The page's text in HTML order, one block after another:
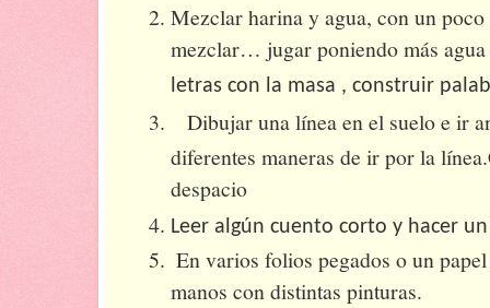
Mezclar harina y agua, con un
mezclar… jugar poniendo más
letras con la masa , construir
Dibujar una línea en el suelo e ir
diferentes maneras de ir por la
despacio
Leer algún cuento corto y hacer
En varios folios pegados o un
manos con distintas pinturas.